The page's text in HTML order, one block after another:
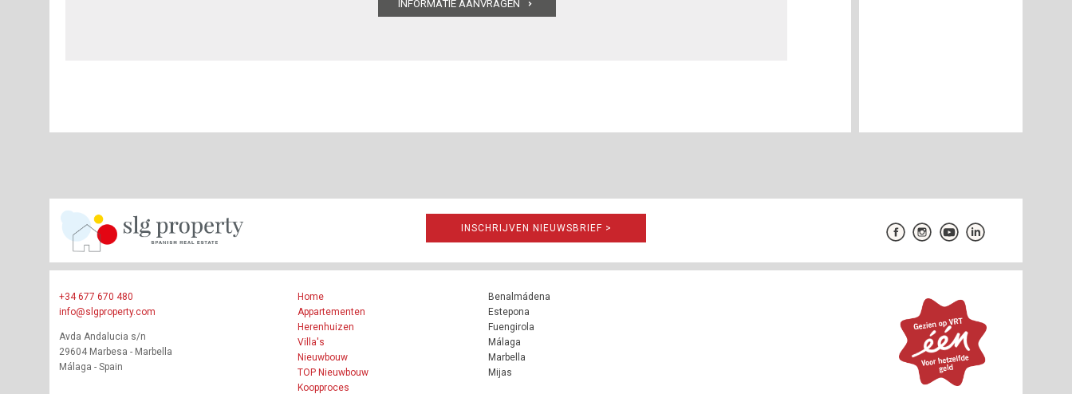
INSCHRIJVEN NIEUWSBRIEF >
+34 677 670 480
info@slgproperty.com
Avda Andalucia s/n
29604 Marbesa - Marbella
Málaga - Spain
Home
Appartementen
Herenhuizen
Villa's
Nieuwbouw
TOP Nieuwbouw
Koopproces
Benalmádena
Estepona
Fuengirola
Málaga
Marbella
Mijas